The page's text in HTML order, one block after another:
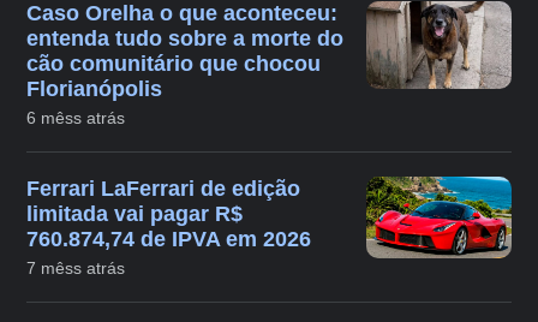
Caso Orelha o que aconteceu:
entenda tudo sobre a morte do
cão comunitário que chocou
Florianópolis
6 mêss atrás
Ferrari LaFerrari de edição
limitada vai pagar R$
760.874,74 de IPVA em 2026
7 mêss atrás